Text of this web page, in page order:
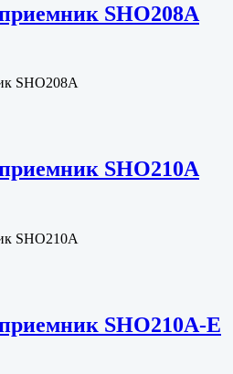
SHO208A
SHO208A
SHO210A
SHO210A
SHO210A-E